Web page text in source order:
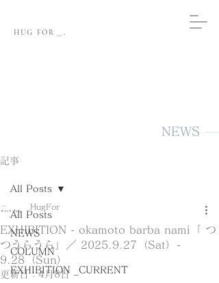
HUG FOR＿.
NEWS
記事
All Posts
NEWS
COLUMN
EXHIBITION _CURRENT
All Posts
EXHIBITION - okamoto barba nami「 つ
つうらうら」／ 2025.9.27（Sat）-
9.28（Sun）
HugFor
更新日：4月8日